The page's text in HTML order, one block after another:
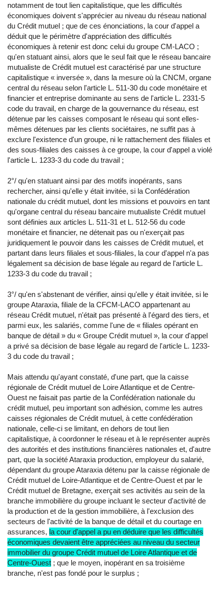
notamment de tout lien capitalistique, que les difficultés
économiques doivent s'apprécier au niveau du réseau national
du Crédit mutuel ; que de ces énonciations, la cour d'appel a
déduit que le périmètre d'appréciation des difficultés
économiques à retenir est donc celui du groupe CM-LACO ;
qu'en statuant ainsi, alors que le seul fait que le réseau bancaire
mutualiste de Crédit mutuel est caractérisé par une structure
capitalistique « inversée », dans la mesure où la CNCM, organe
central du réseau selon l'article L. 511-30 du code monétaire et
financier et entreprise dominante au sens de l'article L. 2331-5
code du travail, en charge de la gouvernance du réseau, est
détenue par les caisses composant le réseau qui sont elles-
mêmes détenues par les clients sociétaires, ne suffit pas à
exclure l'existence d'un groupe, ni le rattachement des filiales et
des sous-filiales des caisses à ce groupe, la cour d'appel a violé
l'article L. 1233-3 du code du travail ;
2°/ qu'en statuant ainsi par des motifs inopérants, sans
rechercher, ainsi qu'elle y était invitée, si la Confédération
nationale du crédit mutuel, dont les missions et pouvoirs en tant
qu'organe central du réseau bancaire mutualiste Crédit mutuel
sont définies aux articles L. 511-31 et L. 512-56 du code
monétaire et financier, ne détenait pas ou n'exerçait pas
juridiquement le pouvoir dans les caisses de Crédit mutuel, et
partant dans leurs filiales et sous-filiales, la cour d'appel n'a pas
légalement sa décision de base légale au regard de l'article L.
1233-3 du code du travail ;
3°/ qu'en s'abstenant de vérifier, ainsi qu'elle y était invitée, si le
groupe Ataraxia, filiale de la CFCM-LACO appartenant au
réseau Crédit mutuel, n'était pas présenté à l'égard des tiers, et
parmi eux, les salariés, comme l'une de « filiales opérant en
banque de détail » du « Groupe Crédit mutuel », la cour d'appel
a privé sa décision de base légale au regard de l'article L. 1233-
3 du code du travail ;
Mais attendu qu'ayant constaté, d'une part, que la caisse
régionale de Crédit mutuel de Loire Atlantique et de Centre-
Ouest ne faisait pas partie de la Confédération nationale du
crédit mutuel, peu important son adhésion, comme les autres
caisses régionales de Crédit mutuel, à cette confédération
nationale, celle-ci se limitant, en dehors de tout lien
capitalistique, à coordonner le réseau et à le représenter auprès
des autorités et des institutions financières nationales et, d'autre
part, que la société Ataraxia production, employeur du salarié,
dépendant du groupe Ataraxia détenu par la caisse régionale de
Crédit mutuel de Loire-Atlantique et de Centre-Ouest et par le
Crédit mutuel de Bretagne, exerçait ses activités au sein de la
branche immobilière du groupe incluant le secteur d'activité de
la production et de la gestion immobilière, à l'exclusion des
secteurs de l'activité de la banque de détail et du courtage en
assurances, la cour d'appel a pu en déduire que les difficultés
économiques devaient être appréciées au niveau du secteur
immobilier du groupe Crédit mutuel de Loire Atlantique et de
Centre-Ouest ; que le moyen, inopérant en sa troisième
branche, n'est pas fondé pour le surplus ;